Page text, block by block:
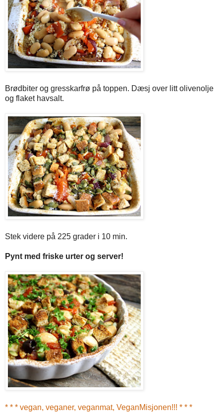
Brødbiter og gresskarfrø på toppen. Dæsj over litt olivenolje
og flaket havsalt.
Stek videre på 225 grader i 10 min.
Pynt med friske urter og server!
* * * vegan, veganer, veganmat, VeganMisjonen!!! * * *